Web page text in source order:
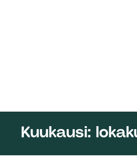
Kuukausi: